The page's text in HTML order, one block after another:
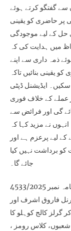
سے گفتگو کرتے ہوئے
پر حاضری کو یقینی
حل کے لیے موجودگی
میں ہدایت کی کہ
ذمہ داری سے اپنے
یقینی بنائیں تاکہ
ایڈیشنل ڈپٹی
عملے کے خلاف فوری
گی اور فرائض سے
نے مزید کہا کہ
لیے پرعزم ہے اور
برداشت نہیں کیا
جائے گا۔
4533/2025
کرنل فاروق اشرف اور
گرلز کالج کوہلو کا
شعبوں، کلاس رومز ،